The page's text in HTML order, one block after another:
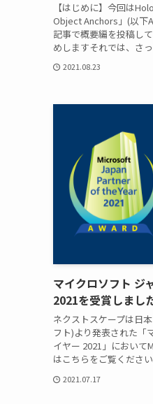
【はじめに】今回は
Object Anchors」(以下
記事で概要編を投稿し
めしますそれでは、さ
2021.08.23
マイクロソフト ジ
2021を受賞しまし
ネクストスケープは日
フト)より発表された「
イヤー 2021」におい
はこちらをご覧くださ
2021.07.17